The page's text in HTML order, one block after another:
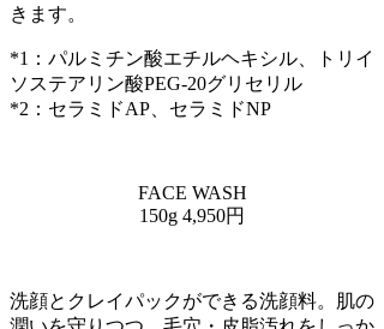
きます。
*1：パルミチン酸エチルヘキシル、トリイ
ソステアリン酸PEG-20グリセリル
*2：セラミドAP、セラミドNP
FACE WASH
150g 4,950円
洗顔とクレイパックができる洗顔料。肌の